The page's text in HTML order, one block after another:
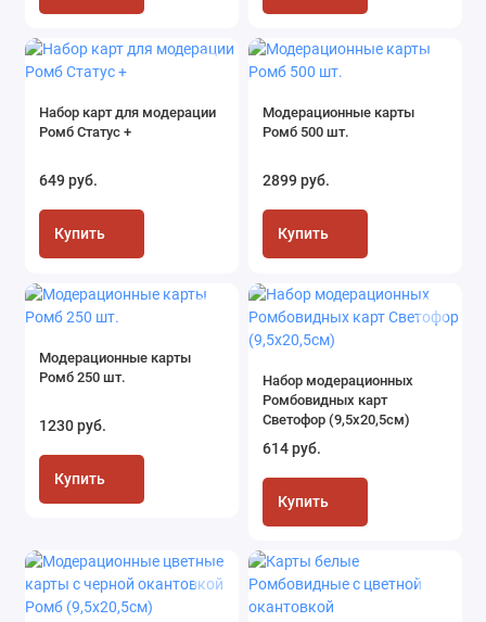
Набор карт для модерации
Ромб Статус +
649 руб.
Купить
Модерационные карты
Ромб 500 шт.
2899 руб.
Купить
Модерационные карты
Ромб 250 шт.
1230 руб.
Купить
Набор модерационных
Ромбовидных карт
Светофор (9,5х20,5см)
614 руб.
Купить